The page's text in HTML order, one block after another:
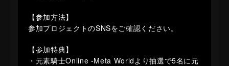
【参加方法】
参加プロジェクトのSNSをご確認ください。
【参加特典】
・元素騎士Online -Meta Worldより抽選で5名に元